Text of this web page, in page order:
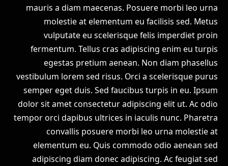
mauris a diam maecenas. Posuere morbi leo urna
molestie at elementum eu facilisis sed. Metus
vulputate eu scelerisque felis imperdiet proin
fermentum. Tellus cras adipiscing enim eu turpis
egestas pretium aenean. Non diam phasellus
vestibulum lorem sed risus. Orci a scelerisque purus
semper eget duis. Sed faucibus turpis in eu. Ipsum
dolor sit amet consectetur adipiscing elit ut. Ac odio
tempor orci dapibus ultrices in iaculis nunc. Pharetra
convallis posuere morbi leo urna molestie at
elementum eu. Quis commodo odio aenean sed
adipiscing diam donec adipiscing. Ac feugiat sed